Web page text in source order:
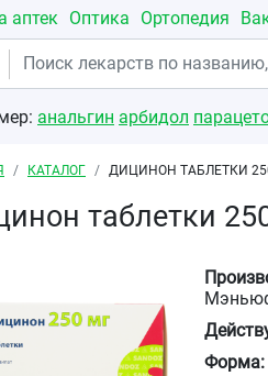
аптек Оптика Ортопедия
анальгин арбидол
навигации
КАТАЛОГ ДИЦИНОН ТАБЛЕТКИ
таблетки
Форма: